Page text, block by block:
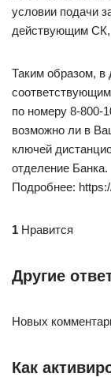
условии подачи
действующим СК,
Таким образом, в
по номеру 8-800-
возможно ли в
ключей
отделение Банка.
Подробнее:
1 Нравится
Другие
Новых
Как